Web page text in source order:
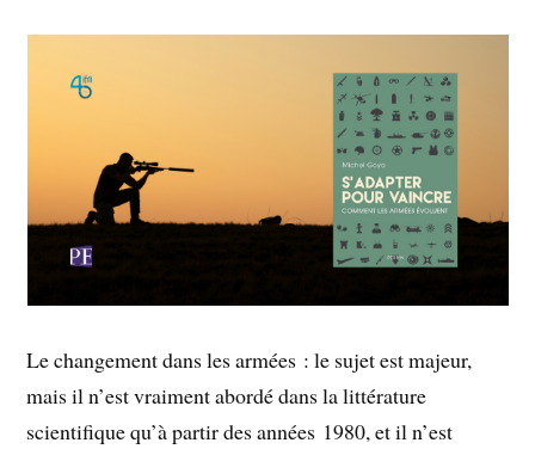
Le changement dans les armées : le sujet est majeur,
mais il n’est vraiment abordé dans la littérature
scientifique qu’à partir des années 1980, et il n’est